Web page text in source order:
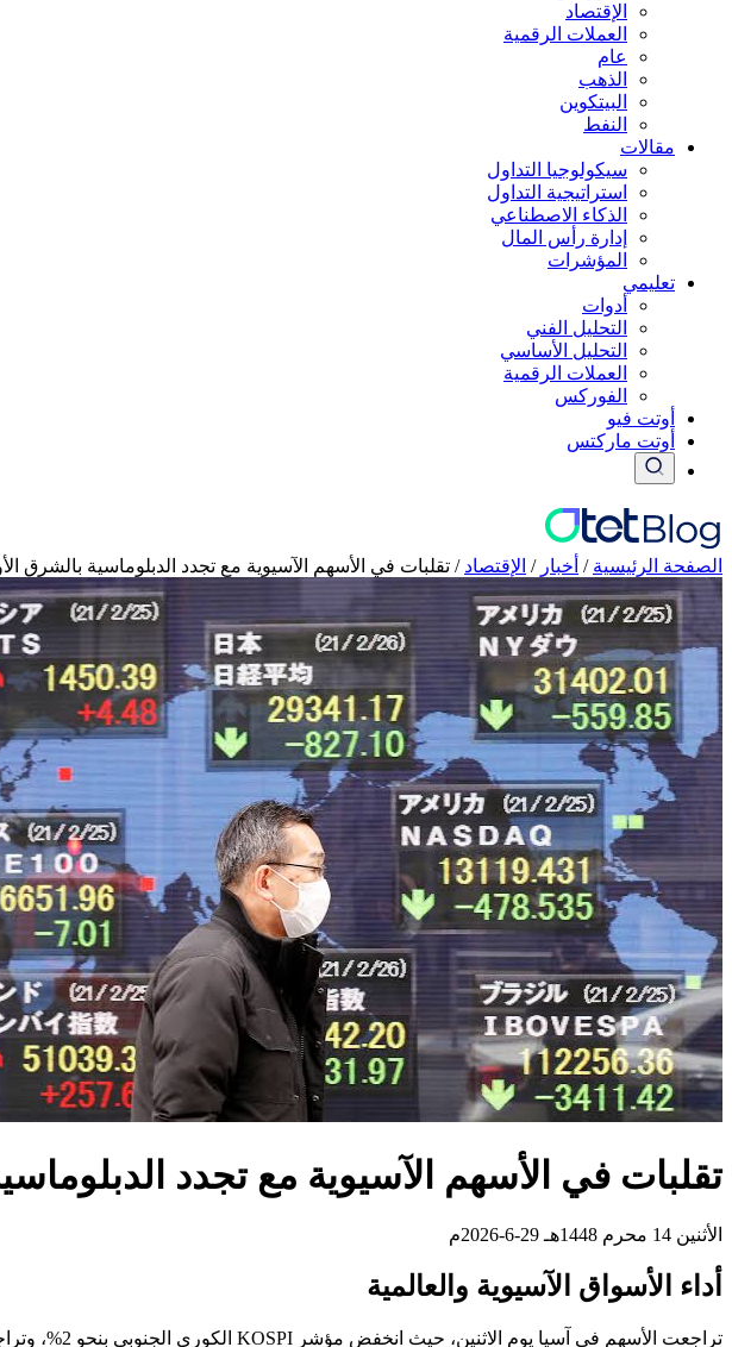
الإقتصاد
العملات الرقمیة
عام
الذهب
البيتكوين
النفط
مقالات
سيكولوجيا التداول
استراتيجية التداول
الذكاء الاصطناعي
إدارة رأس المال
المؤشرات
تعليمي
أدوات
التحليل الفني
التحليل الأساسي
العملات الرقمية
الفوركس
أوتت فيو
أوتت ماركتس
الصفحة الرئيسية / أخبار / الإقتصاد / تقلبات في الأسهم الآسيوية مع تجدد الدبلوماسية بالشرق
تقلبات في الأسهم الآسيوية مع تجدد
الأثنين 14 محرم 1448هـ 29-6-2026م
أداء الأسواق الآسيوية والعالمية